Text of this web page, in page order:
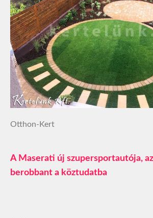
Otthon-Kert
A Maserati új szupersportautója,
berobbant a köztudatba